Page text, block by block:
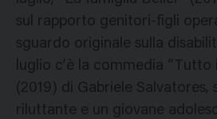
sul rapporto genitori-figli
sguardo originale sulla
luglio c’è la commedia “Tutto
(2019) di Gabriele Salvatores,
riluttante e un giovane